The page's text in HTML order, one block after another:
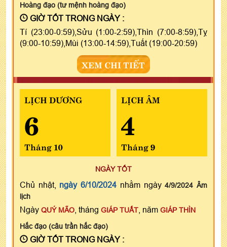
Hoàng đạo (tư mệnh hoàng đạo)
GIỜ TỐT TRONG NGÀY :
Tí (23:00-0:59),Sửu (1:00-2:59),Thìn (7:00-8:59),Tỵ
(9:00-10:59),Mùi (13:00-14:59),Tuất (19:00-20:59)
XEM CHI TIẾT
LỊCH DƯƠNG
6
Tháng 10
LỊCH ÂM
4
Tháng 9
NGÀY TỐT
Chủ nhật, ngày 6/10/2024 nhằm ngày4/9/2024 Âm
lịch
Ngày QUÝ MÃO , tháng GIÁP TUẤT , năm GIÁP THÌN
Hắc đạo (câu trần hắc đạo)
GIỜ TỐT TRONG NGÀY :